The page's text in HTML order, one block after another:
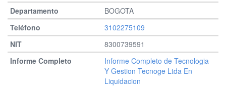
BOGOTA
3102275109
8300739591
Informe Completo de Tecnologia
Y Gestion Tecnoge Ltda En
Liquidacion